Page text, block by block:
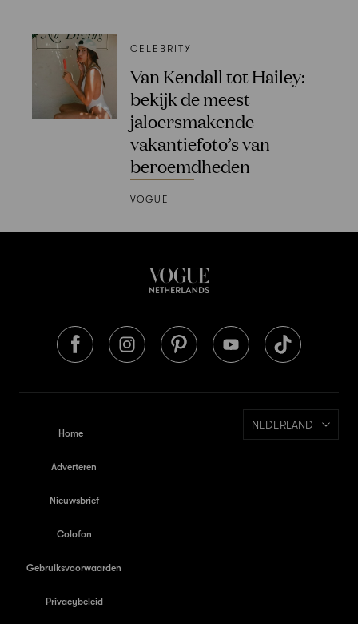
CELEBRITY
Van Kendall tot Hailey:
bekijk de meest
jaloersmakende
vakantiefoto’s van
beroemdheden
VOGUE
Home
Adverteren
Nieuwsbrief
Colofon
Gebruiksvoorwaarden
Privacybeleid
NEDERLAND